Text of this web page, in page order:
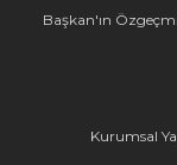
Başkan'ın
Kurumsal